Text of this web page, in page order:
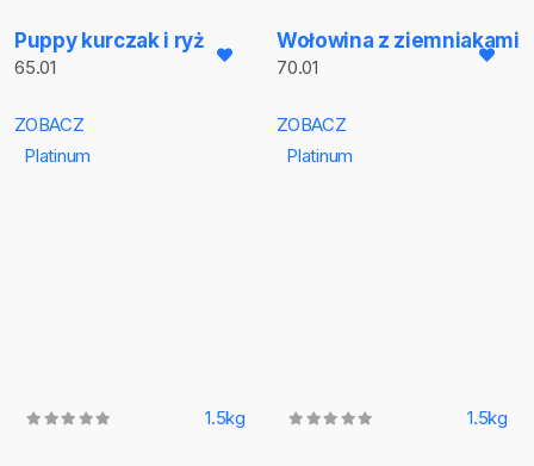
Puppy kurczak i ryż
65.01
Wołowina z ziemniakami
70.01
ZOBACZ
Platinum
1.5kg
ZOBACZ
Platinum
1.5kg